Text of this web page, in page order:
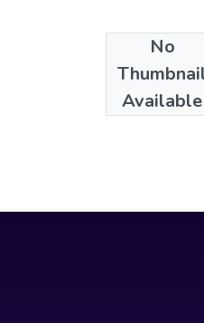
No
Available
Collections
Maestría en